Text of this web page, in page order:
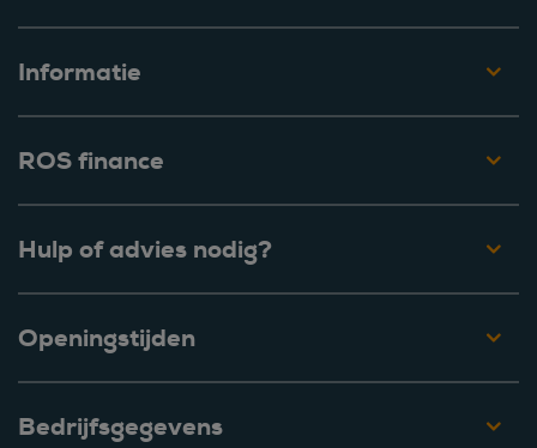
Informatie
ROS finance
Hulp of advies nodig?
Openingstijden
Bedrijfsgegevens